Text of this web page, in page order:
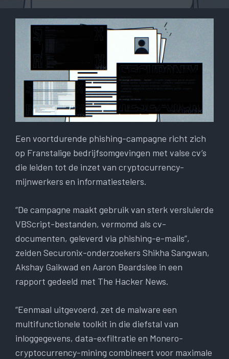
Een voortdurende phishing-campagne richt zich
op Franstalige bedrijfsomgevingen met valse cv’s
die leiden tot de inzet van cryptocurrency-
mijnwerkers en informatiestelers.
“De campagne maakt gebruik van sterk versluierde
VBScript-bestanden, vermomd als cv-
documenten, geleverd via phishing-e-mails”,
zeiden Securonix-onderzoekers Shikha Sangwan,
Akshay Gaikwad en Aaron Beardslee in een
rapport gedeeld met The Hacker News.
“Eenmaal uitgevoerd, zet de malware een
multifunctionele toolkit in die diefstal van
inloggegevens, data-exfiltratie en Monero-
cryptocurrency-mining combineert voor maximale